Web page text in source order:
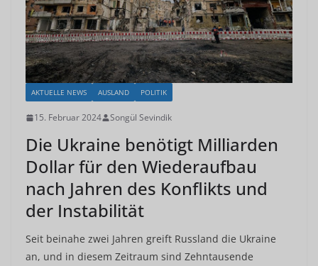
AKTUELLE NEWS AUSLAND POLITIK
15. Februar 2024 Songül Sevindik
Die Ukraine benötigt Milliarden
Dollar für den Wiederaufbau
nach Jahren des Konflikts und
der Instabilität
Seit beinahe zwei Jahren greift Russland die Ukraine
an, und in diesem Zeitraum sind Zehntausende